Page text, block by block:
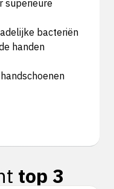
superieure
bacteriën
handen
top 3